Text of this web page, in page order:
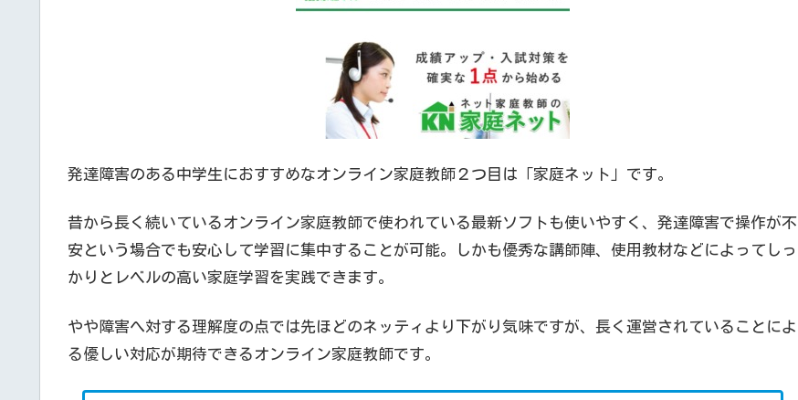
発達障害のある中学生におすすめなオンライン家庭教師２つ目は「家庭ネット」です。
昔から長く続いているオンライン家庭教師で使われている最新ソフトも使いやすく、発達障害で操作が不
安という場合でも安心して学習に集中することが可能。しかも優秀な講師陣、使用教材などによってしっ
かりとレベルの高い家庭学習を実践できます。
やや障害へ対する理解度の点では先ほどのネッティより下がり気味ですが、長く運営されていることによ
る優しい対応が期待できるオンライン家庭教師です。